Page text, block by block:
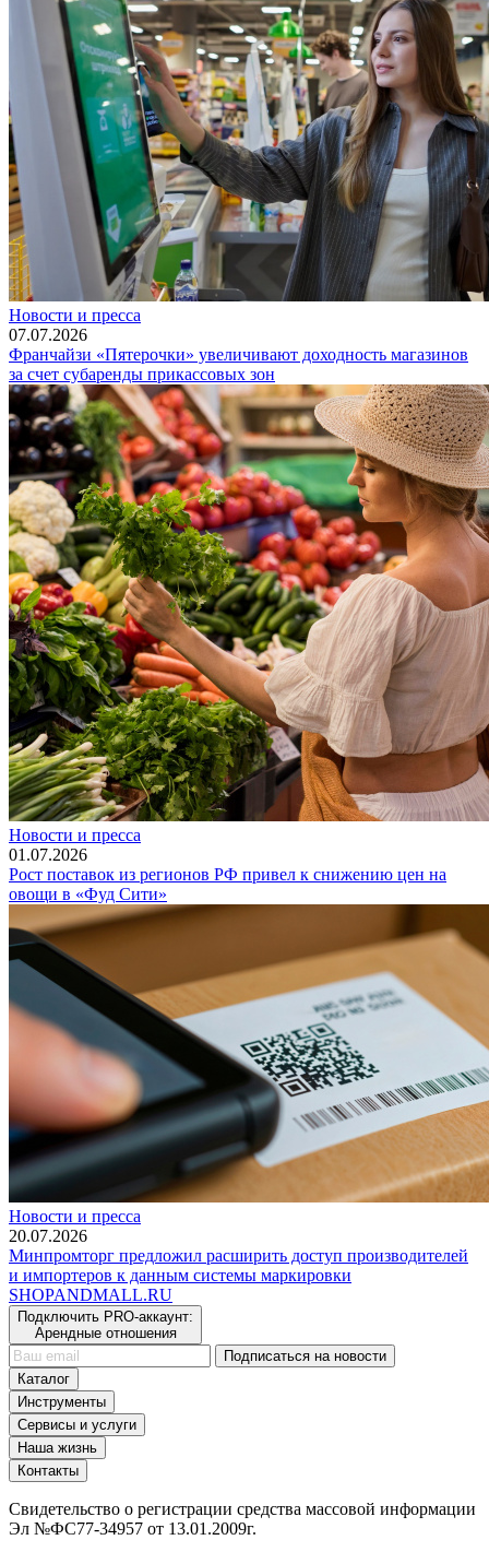
Новости и пресса
07.07.2026
Франчайзи «Пятерочки» увеличивают доходность магазинов
за счет субаренды прикассовых зон
Новости и пресса
01.07.2026
Рост поставок из регионов РФ привел к снижению цен на
овощи в «Фуд Сити»
Новости и пресса
20.07.2026
Минпромторг предложил расширить доступ производителей
и импортеров к данным системы маркировки
SHOPANDMALL.RU
Подключить PRO-аккаунт:
Арендные отношения
Подписаться на новости
Каталог
Инструменты
Сервисы и услуги
Наша жизнь
Контакты
Свидетельство о регистрации средства массовой информации
Эл №ФС77-34957 от 13.01.2009г.